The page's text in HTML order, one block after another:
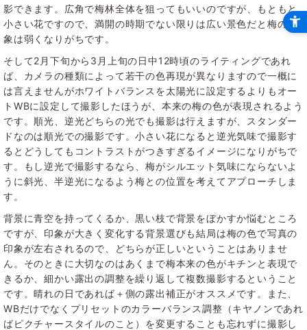
影できます。広角で梅林全体を狙ってもいいのですが、もともと
小さい花ですので、満開の時期でない限りは広い景色だと梅の印
象は弱くなりがちです。
そして2月下旬から3月上旬の日中12時頃のライティングであれ
ば、カメラの種類によって若干の色再現が異なりますので一概に
は言えませんがホワイトバランスを太陽光に設定するよりもオー
トWBに設定して撮影したほうが、本来の梅の色が表現されるよう
です。順光、逆光どちらの光でも撮影は行えますが、スタンダー
ドなのは順光での撮影です。小さい花になると逆光気味で撮影す
るとどうしてもコントラストがつきすぎるイメージになりがちで
す。もし逆光で撮影するなら、梅がシルエット気味にならないよ
うに斜光、半逆光になるよう梅との位置を考えてアプローチしま
す。
背景に青空を持ってくるか、黒い枝で背景をぼかすか悩むところ
ですが、印象が大きく変化する背景選びも結局は梅の色で写真の
印象が左右されるので、どちらが正しいということはありませ
ん。そのときに大切なのはあくまで梅本来の色がキチンと表現で
きるか、細かい露出の調整を繰り返して複数撮影するということ
です。晴れの日であれば＋側の露出補正がオススメです。また、
WBだけでなくプリセットのカラーバランス調整（キヤノンであれ
ばピクチャースタイルのこと）を変更することも忘れずに撮影し